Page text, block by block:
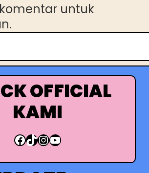
untuk
OFFICIAL
KAMI
Facebook TikTok InstagramYouTube